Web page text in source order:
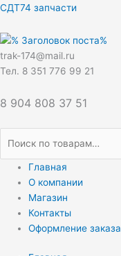
Перейти
содержимому
СДТ74 запчасти
trak-174@mail.ru
Тел. 8 351 776 99 21
8 904 808 37 51
Искать:
Главная
О компании
Магазин
Контакты
Оформление заказа